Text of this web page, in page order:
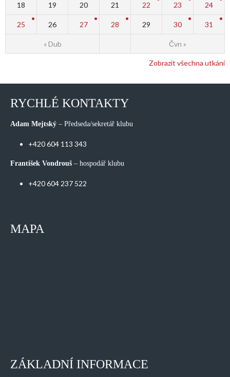
« Dub Čvn »
18 19 20 21 22 23 24
25 26 27 28 29 30 31
Zobrazit všechna utkání
RYCHLÉ KONTAKTY
Adam Mejtský – Předseda/sekretář klubu
+420 604 113 343
František Vondrouš – hospodář klubu
+420 604 237 522
MAPA
ZÁKLADNÍ INFORMACE